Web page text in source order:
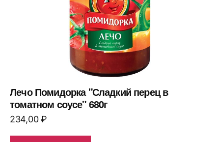
Лечо Помидорка "Сладкий перец в
томатном соусе" 680г
234,00₽